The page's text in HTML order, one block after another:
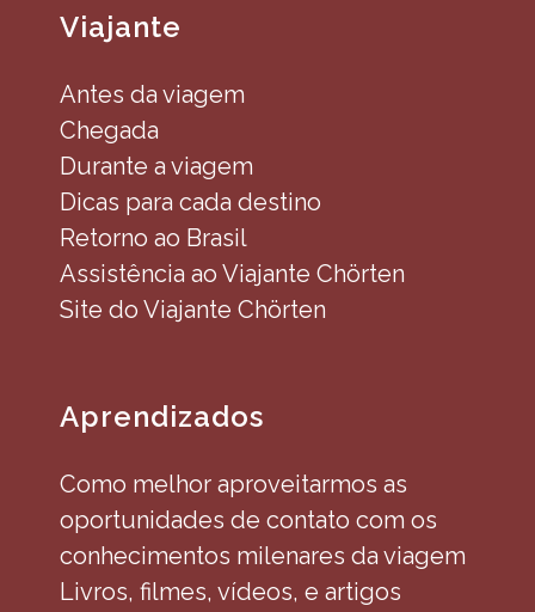
Viajante
Antes da viagem
Chegada
Durante a viagem
Dicas para cada destino
Retorno ao Brasil
Assistência ao Viajante Chörten
Site do Viajante Chörten
Aprendizados
Como melhor aproveitarmos as
oportunidades de contato com os
conhecimentos milenares da viagem
Livros, filmes, vídeos, e artigos